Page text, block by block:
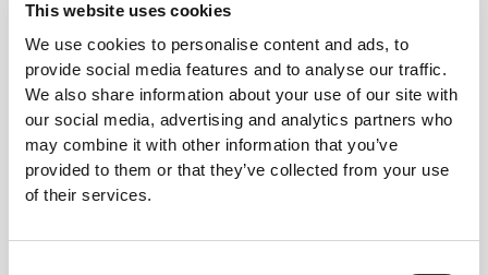
This website uses cookies
We use cookies to personalise content and ads, to
provide social media features and to analyse our traffic.
We also share information about your use of our site with
our social media, advertising and analytics partners who
may combine it with other information that you’ve
provided to them or that they’ve collected from your use
of their services.
€3.57
Μπάρα Φυστικοβούτυρου με
Λευκή Σοκολάτα - Λευκή
Σοκολάτα x3
€6.98
Golden Protein Cookies -
Thins (2 packs of 14)